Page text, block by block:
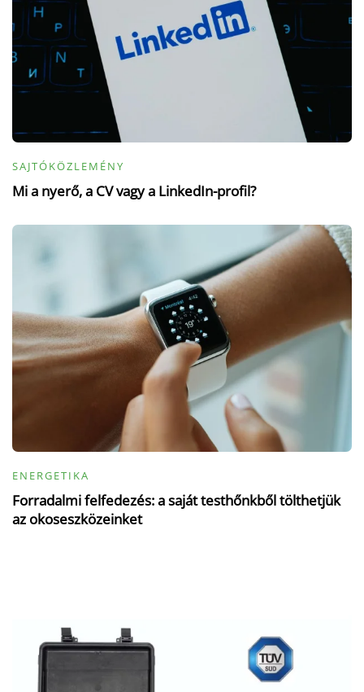
SAJTÓKÖZLEMÉNY
Mi a nyerő, a CV vagy a LinkedIn-profil?
ENERGETIKA
Forradalmi felfedezés: a saját testhőnkből tölthetjük
az okoseszközeinket